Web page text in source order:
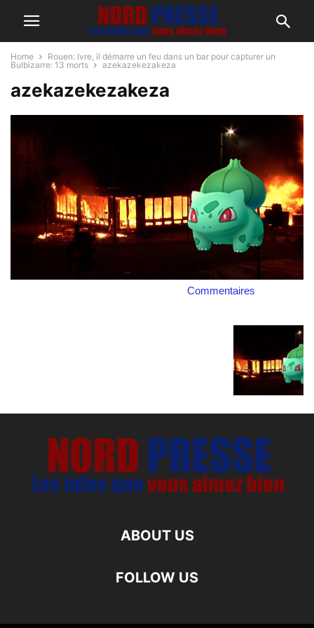
Home
Rouen: Ivre, il démarre un feu dans un bar pour capturer un
Bulbizarre: 13 morts
azekazekezakeza
azekazekezakeza
Commentaires
ABOUT US
FOLLOW US